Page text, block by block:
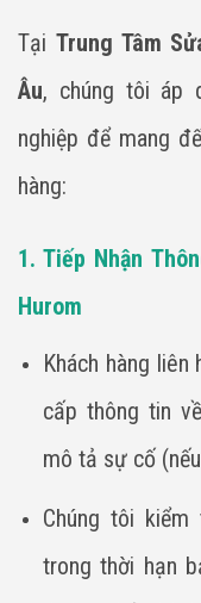
Tại Trung Tâm
Âu, chúng tôi áp
nghiệp để mang
hàng:
1. Tiếp Nhận
Hurom
Khách hàng
cấp thông tin
mô tả sự cố
Chúng tôi
trong thời hạn